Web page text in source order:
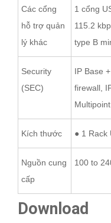
Các cổng
hỗ trợ quản
lý khác
1 cổng
115.2
type B
Security
(SEC)
IP Base
firewall,
Kích thước ● 1 Rack
Nguồn cung
cấp
100 to
Download